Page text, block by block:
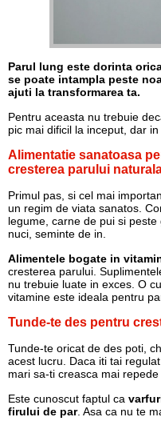
Parul lung este dorinta
se poate intampla peste
ajuti la transformarea ta.
Pentru aceasta nu trebuie
pic mai dificil la inceput, dar
Alimentatie sanatoasa
cresterea parului
Primul pas, si cel mai
un regim de viata sanatos.
legume, carne de pui si
nuci, seminte de in.
Alimentele bogate in
cresterea parului.
nu trebuie luate in exces. O
vitamine este ideala pentru
Tunde-te des pentru
Tunde-te oricat de des poti,
acest lucru. Daca iti tai
mari sa-ti creasca mai repede
Este cunoscut faptul ca
firului de par. Asa ca nu te